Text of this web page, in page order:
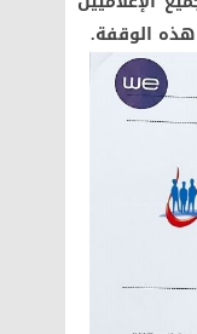
الوقفة.